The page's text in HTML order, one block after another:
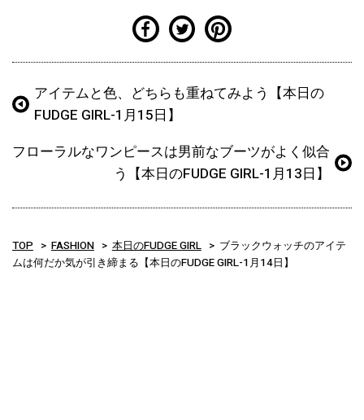
アイテムと色、どちらも重ねてみよう【本日の
FUDGE GIRL-1月15日】
フローラルなワンピースは男前なブーツがよく似合
う【本日のFUDGE GIRL-1月13日】
TOP FASHION 本日のFUDGE GIRL
ブラックウォッチのアイテ
ムは何だか気が引き締まる【本日のFUDGE GIRL-1月14日】